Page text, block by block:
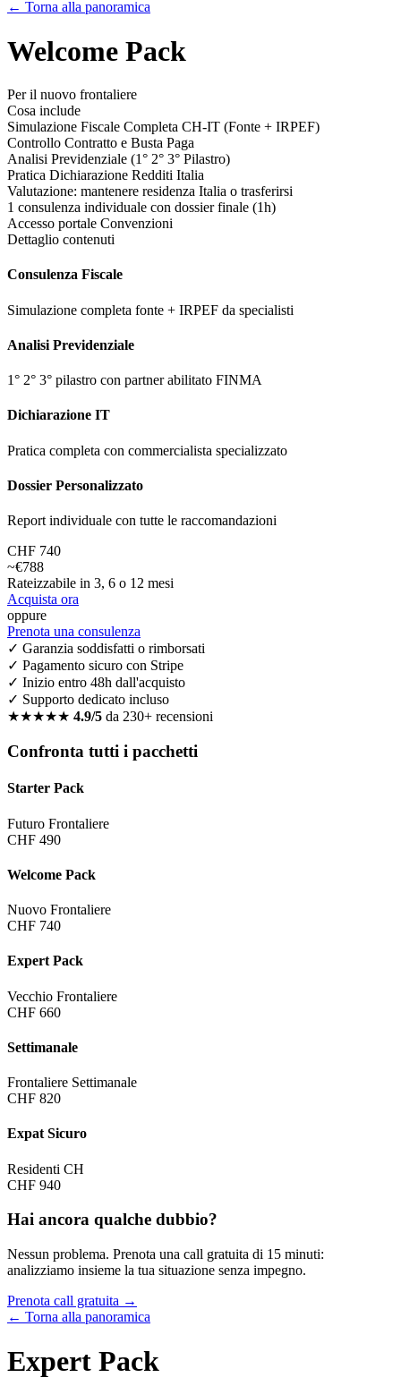
← Torna alla panoramica
Welcome Pack
Per il nuovo frontaliere
Cosa include
Simulazione Fiscale Completa CH-IT (Fonte + IRPEF)
Controllo Contratto e Busta Paga
Analisi Previdenziale (1° 2° 3° Pilastro)
Pratica Dichiarazione Redditi Italia
Valutazione: mantenere residenza Italia o trasferirsi
1 consulenza individuale con dossier finale (1h)
Accesso portale Convenzioni
Dettaglio contenuti
Consulenza Fiscale
Simulazione completa fonte + IRPEF da specialisti
Analisi Previdenziale
1° 2° 3° pilastro con partner abilitato FINMA
Dichiarazione IT
Pratica completa con commercialista specializzato
Dossier Personalizzato
Report individuale con tutte le raccomandazioni
CHF 740
~€788
Rateizzabile in 3, 6 o 12 mesi
Acquista ora
oppure
Prenota una consulenza
✓ Garanzia soddisfatti o rimborsati
✓ Pagamento sicuro con Stripe
✓ Inizio entro 48h dall'acquisto
✓ Supporto dedicato incluso
★★★★★ 4.9/5 da 230+ recensioni
Confronta tutti i pacchetti
Starter Pack
Futuro Frontaliere
CHF 490
Welcome Pack
Nuovo Frontaliere
CHF 740
Expert Pack
Vecchio Frontaliere
CHF 660
Settimanale
Frontaliere Settimanale
CHF 820
Expat Sicuro
Residenti CH
CHF 940
Hai ancora qualche dubbio?
Nessun problema. Prenota una call gratuita di 15 minuti:
analizziamo insieme la tua situazione senza impegno.
Prenota call gratuita →
← Torna alla panoramica
Expert Pack